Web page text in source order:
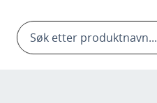
Products
search